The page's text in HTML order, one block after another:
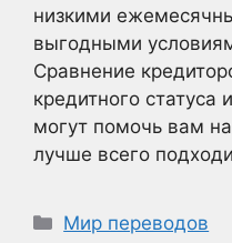
низкими
выгодными
Сравнение
кредитного статуса
могут помочь вам
лучше всего
Рубрики
Мир переводов